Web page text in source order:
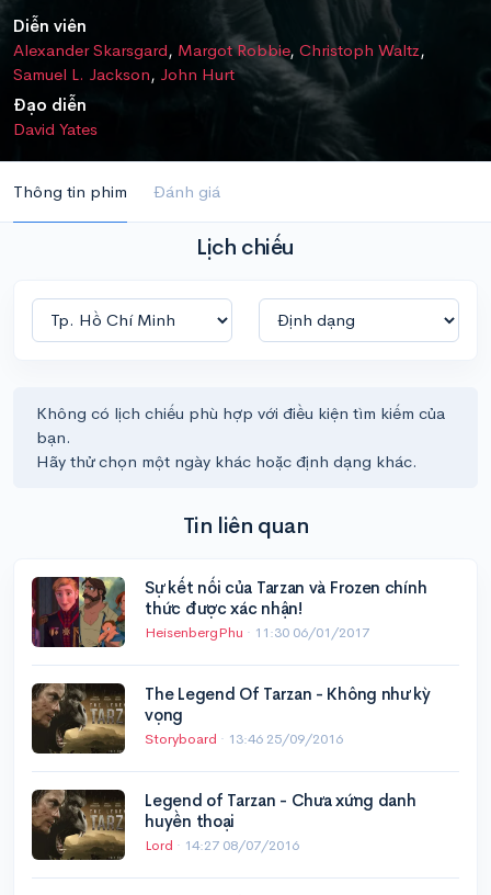
Diễn viên
Alexander Skarsgard, Margot Robbie, Christoph Waltz,
Samuel L. Jackson, John Hurt
Đạo diễn
David Yates
Thông tin phim Đánh giá
Lịch chiếu
Không có lịch chiếu phù hợp với điều kiện tìm kiếm của
bạn.
Hãy thử chọn một ngày khác hoặc định dạng khác.
Tin liên quan
Sự kết nối của Tarzan và Frozen chính
thức được xác nhận!
HeisenbergPhu · 11:30 06/01/2017
The Legend Of Tarzan - Không như kỳ
vọng
Storyboard · 13:46 25/09/2016
Legend of Tarzan - Chưa xứng danh
huyền thoại
Lord · 14:27 08/07/2016